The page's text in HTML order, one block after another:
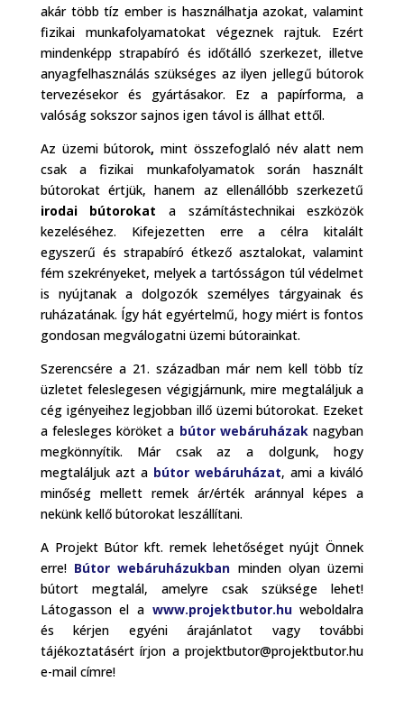
akár több tíz ember is használhatja azokat, valamint
fizikai munkafolyamatokat végeznek rajtuk. Ezért
mindenképp strapabíró és időtálló szerkezet, illetve
anyagfelhasználás szükséges az ilyen jellegű bútorok
tervezésekor és gyártásakor. Ez a papírforma, a
valóság sokszor sajnos igen távol is állhat ettől.
Az üzemi bútorok,mint összefoglaló név alatt nem
csak a fizikai munkafolyamatok során használt
bútorokat értjük, hanem az ellenállóbb szerkezetű
irodai bútorokat a számítástechnikai eszközök
kezeléséhez. Kifejezetten erre a célra kitalált
egyszerű és strapabíró étkező asztalokat, valamint
fém szekrényeket, melyek a tartósságon túl védelmet
is nyújtanak a dolgozók személyes tárgyainak és
ruházatának. Így hát egyértelmű, hogy miért is fontos
gondosan megválogatni üzemi bútorainkat.
Szerencsére a 21. században már nem kell több tíz
üzletet feleslegesen végigjárnunk, mire megtaláljuk a
cég igényeihez legjobban illő üzemi bútorokat. Ezeket
a felesleges köröket a bútor webáruházaknagyban
megkönnyítik. Már csak az a dolgunk, hogy
megtaláljuk azt a bútor webáruházat, ami a kiváló
minőség mellett remek ár/érték aránnyal képes a
nekünk kellő bútorokat leszállítani.
A Projekt Bútor kft. remek lehetőséget nyújt Önnek
erre! Bútor webáruházukban minden olyan üzemi
bútort megtalál, amelyre csak szüksége lehet!
Látogasson el a www.projektbutor.huweboldalra
és kérjen egyéni árajánlatot vagy további
tájékoztatásért írjon a projektbutor@projektbutor.hu
e-mail címre!